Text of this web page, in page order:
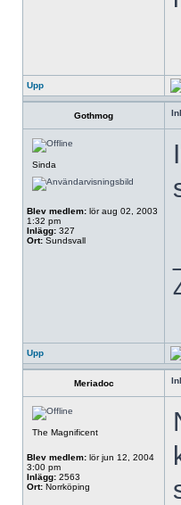
Upp
Gothmog
Sinda
Blev medlem: lör aug 02, 2003
1:32 pm
Inlägg: 327
Ort: Sundsvall
Upp
Meriadoc
The Magnificent
Blev medlem: lör jun 12, 2004
3:00 pm
Inlägg: 2563
Ort: Norrköping